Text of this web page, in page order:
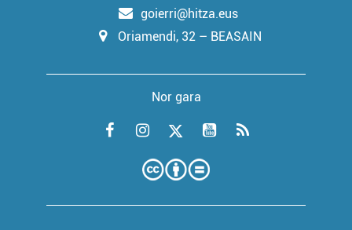
goierri@hitza.eus
Oriamendi, 32 – BEASAIN
Nor gara